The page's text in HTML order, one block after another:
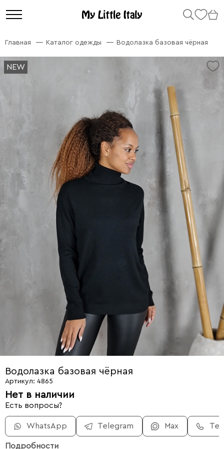
Главная Каталог одежды Водолазка базовая чёрная
NEW
NEW
Водолазка базовая чёрная
Артикул: 4865
Нет в наличии
Есть вопросы?
WhatsApp Telegram Max
Подробности